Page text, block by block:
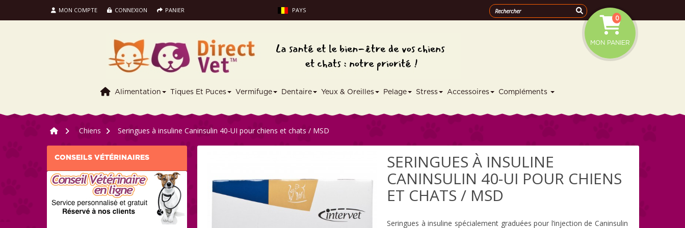
MON COMPTE CONNEXION PANIER PAYS
MON PANIER
0
Alimentation Tiques Et Puces Vermifuge Dentaire Yeux & Oreilles Pelage Stress Accessoires Compléments
> Chiens > Seringues à insuline Caninsulin 40-UI pour chiens et chats / MSD
CONSEILS VÉTÉRINAIRES
SERINGUES À INSULINE
CANINSULIN 40-UI POUR CHIENS
ET CHATS / MSD
Seringues à insuline spécialement graduées pour l’injection de Caninsulin